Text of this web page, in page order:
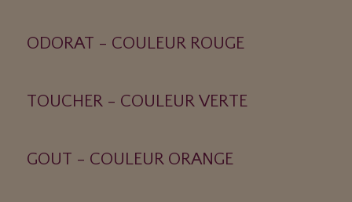
ODORAT - COULEUR ROUGE
TOUCHER - COULEUR VERTE
GOUT - COULEUR ORANGE